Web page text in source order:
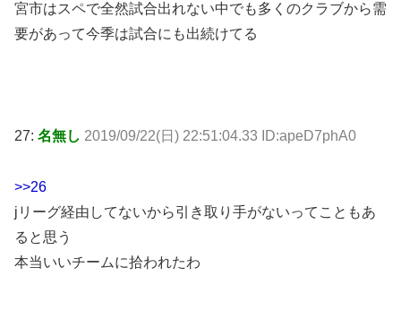
宮市はスペで全然試合出れない中でも多くのクラブから需
要があって今季は試合にも出続けてる
27: 名無し 2019/09/22(日) 22:51:04.33 ID:apeD7phA0
>>26
jリーグ経由してないから引き取り手がないってこともあ
ると思う
本当いいチームに拾われたわ